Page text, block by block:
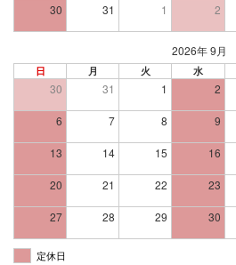
30 31 1 2
2026年 9月
日 月 火 水
30 31 1 2
6 7 8 9
13 14 15 16
20 21 22 23
27 28 29 30
定休日